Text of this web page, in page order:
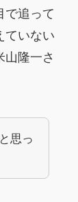
で追って
ていない
山隆一さ
思っ